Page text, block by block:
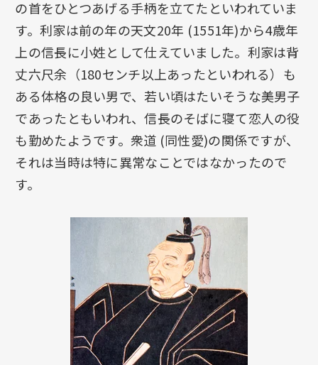
の首をひとつあげる手柄を立てたといわれていま
す。利家は前の年の天文20年 (1551年)から4歳年
上の信長に小姓として仕えていました。利家は背
丈六尺余（180センチ以上あったといわれる）も
ある体格の良い男で、若い頃はたいそうな美男子
であったともいわれ、信長のそばに寝て恋人の役
も勤めたようです。衆道 (同性愛)の関係ですが、
それは当時は特に異常なことではなかったので
す。